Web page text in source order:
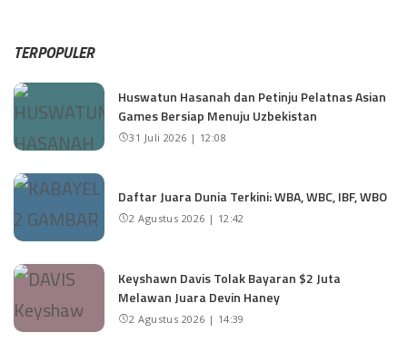
TERPOPULER
Huswatun Hasanah dan Petinju Pelatnas Asian
Games Bersiap Menuju Uzbekistan
31 Juli 2026 | 12:08
Daftar Juara Dunia Terkini: WBA, WBC, IBF, WBO
2 Agustus 2026 | 12:42
Keyshawn Davis Tolak Bayaran $2 Juta
Melawan Juara Devin Haney
2 Agustus 2026 | 14:39